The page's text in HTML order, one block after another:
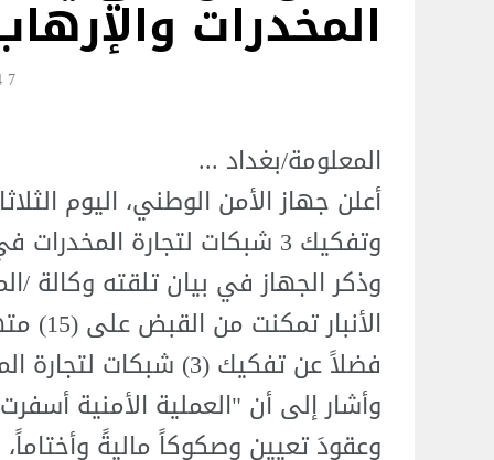
المخدرات
7 Jul 13:14
المعلومة/بغداد ...
وتفكيك 3 شبكات لتجارة المخدرات في محافظة الأنبار.
وذكر الجهاز في بيان تلقته وكالة /
فضلاً عن تفكيك (3) شبكات لتجارة المخدرات في الحبانية والفلوجة".
وعقودَ تعيينٍ وصكوكاً ماليةً